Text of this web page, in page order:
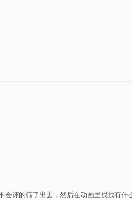
会评的筛了出去，然后在动画里找找有什